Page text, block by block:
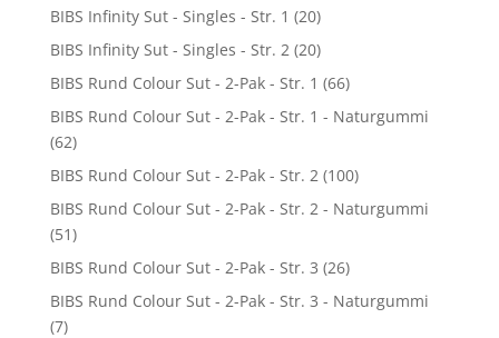
BIBS Infinity Sut - Singles - Str. 1 (20)
BIBS Infinity Sut - Singles - Str. 2 (20)
BIBS Rund Colour Sut - 2-Pak - Str. 1 (66)
BIBS Rund Colour Sut - 2-Pak - Str. 1 - Naturgummi
(62)
BIBS Rund Colour Sut - 2-Pak - Str. 2 (100)
BIBS Rund Colour Sut - 2-Pak - Str. 2 - Naturgummi
(51)
BIBS Rund Colour Sut - 2-Pak - Str. 3 (26)
BIBS Rund Colour Sut - 2-Pak - Str. 3 - Naturgummi
(7)